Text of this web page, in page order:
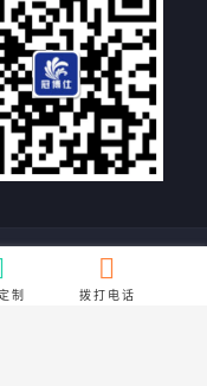
多槽系列
理
|隐私声明
制 拨打电话